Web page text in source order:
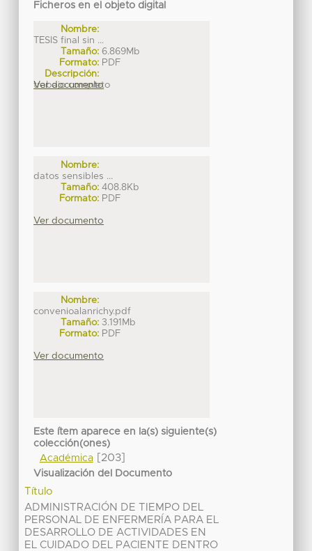
Ficheros en el objeto digital
Nombre:
TESIS final sin ...
Tamaño: 6.869Mb
Formato: PDF
Descripción:
trabajo completo
Ver documento
Nombre:
datos sensibles ...
Tamaño: 408.8Kb
Formato: PDF
Ver documento
Nombre:
convenioalanrichy.pdf
Tamaño: 3.191Mb
Formato: PDF
Ver documento
Este ítem aparece en la(s) siguiente(s)
colección(ones)
Académica[203]
Visualización del Documento
Título
ADMINISTRACIÓN DE TIEMPO DEL
PERSONAL DE ENFERMERÍA PARA EL
DESARROLLO DE ACTIVIDADES EN
EL CUIDADO DEL PACIENTE DENTRO